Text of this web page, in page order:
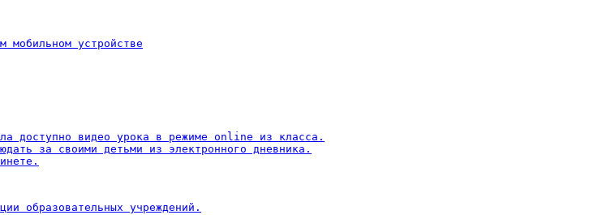
мобильном устройстве
доступно видео урока в режиме online из класса.
за своими детьми из электронного дневника.
образовательных учреждений.